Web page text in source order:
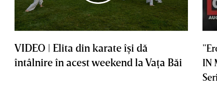
VIDEO | Elita din karate îşi dă
întâlnire în acest weekend la Vaţa Băi
IN